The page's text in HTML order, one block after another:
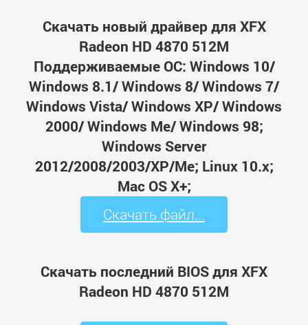
Скачать новый драйвер для XFX
Radeon HD 4870 512M
Поддерживаемые ОС: Windows 10/
Windows 8.1/ Windows 8/ Windows 7/
Windows Vista/ Windows XP/ Windows
2000/ Windows Me/ Windows 98;
Windows Server
2012/2008/2003/XP/Me; Linux 10.x;
Mac OS X+;
Скачать файл...
Скачать последний BIOS для XFX
Radeon HD 4870 512M